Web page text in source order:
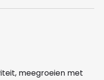
meegroeien met